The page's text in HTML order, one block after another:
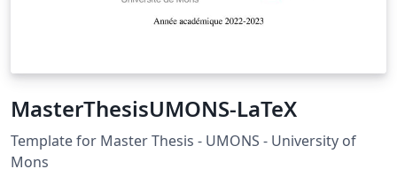
MasterThesisUMONS-LaTeX
Template for Master Thesis - UMONS - University of
Mons